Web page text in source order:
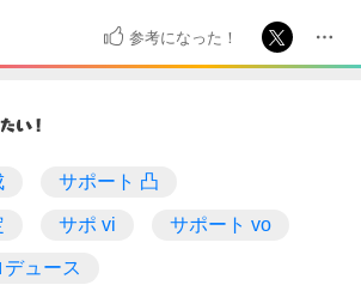
参考になった！
サポート 凸
サポ vi サポート vo
ュース